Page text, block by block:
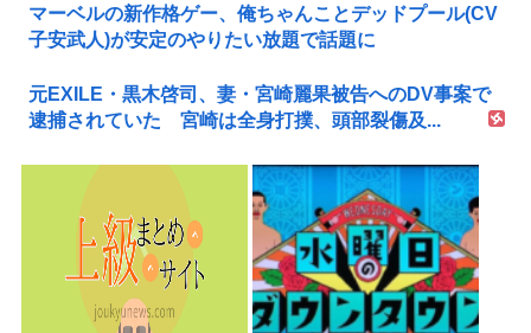
マーベルの新作格ゲー、俺ちゃんことデッドプール(CV
子安武人)が安定のやりたい放題で話題に
元EXILE・黒木啓司、妻・宮崎麗果被告へのDV事案で
逮捕されていた 宮崎は全身打撲、頭部裂傷及...